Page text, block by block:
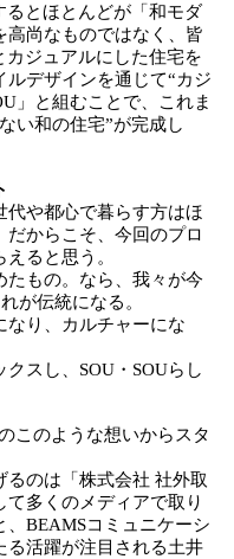
るとほとんどが「和モダ
高尚なものではなく、皆
カジュアルにした住宅を
デザインを通じて“カジ
」と組むことで、これま
い和の住宅”が完成し
代や都心で暮らす方はほ
だからこそ、今回のプロ
ると思う。
たもの。なら、我々が今
が伝統になる。
なり、カルチャーにな
スし、SOU・SOUらし
このような想いからスタ
のは「株式会社 社外取
多くのメディアで取り
、BEAMSコミュニケーシ
る活躍が注目される土井